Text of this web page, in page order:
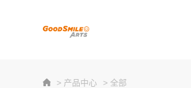
> 产品中心 > 全部